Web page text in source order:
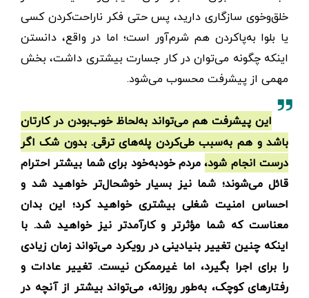
خلق‌وخوی سازگاری دارید، پس حتی فکر ناراحت‌کردن کسی
یا بلوا به‌پا‌کردن هم شرم‌آور است؛ اما در واقع، دانستن
اینکه چگونه می‌توان در کار جسارت بیشتری داشت، بخش
مهمی از پیشرفت محسوب می‌شود.
این پیشرفت هم می‌تواند به‌لحاظ خوب‌بودن در کارتان
باشد و هم به‌سبب طی‌کردن پله‌های ترقی. بدون ‌شک اگر
درست انجام شود، مردم خودبه‌خود برای شما بیشتر احترام
قائل می‌شوند؛ شما نیز بسیار خوشحال‌تر خواهید شد و
احساس امنیت شغلی بیشتری خواهید کرد؛ این بدان
معناست که شما مؤثرتر و کارآمدتر نیز خواهید شد. با
اینکه چنین تغییر بنیادینی در رویکرد می‌تواند زمان زیادی
را برای اجرا بگیرد، اما غیرممکن نیست. تغییر عادات و
رفتارهای کوچک، به‌طور روزانه، می‌تواند بیشتر از آنچه در